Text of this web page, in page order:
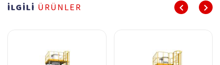
İLGİLİ ÜRÜNLER